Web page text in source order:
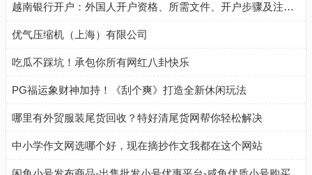
越南银行开户：外国人开户资格、所需文件、开户步骤及注意事项
优气压缩机（上海）有限公司
吃瓜不踩坑！承包你所有网红八卦快乐
PG福运象财神加持！《刮个爽》打造全新休闲玩法
哪里有外贸服装尾货回收？特好清尾货网帮你轻松解决
中小学作文网选哪个好，现在摘抄作文我都在这个网站